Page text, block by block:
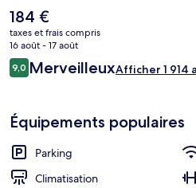
moins de 10 minutes à pied. Les
l'emplacement pour les visites
proximité avec les transports publics
10 min à pied et Station de métro
Le
prix
actuel
est
de
184 €
taxes et frais compris
16 août - 17 août
Avis
voyageurs
9,09,0 sur 10
MerveilleuxAfficher 1 914
Équipements populaires
Parking
Climatisation